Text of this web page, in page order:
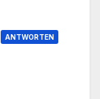
ANTWORTEN